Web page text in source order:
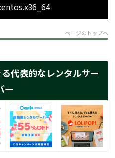
ページのトップへ
代表的なレンタルサー
ー